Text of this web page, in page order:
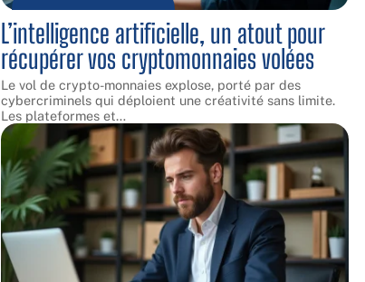
L’intelligence artificielle, un atout pour
récupérer vos cryptomonnaies volées
Le vol de crypto-monnaies explose, porté par des
cybercriminels qui déploient une créativité sans limite.
Les plateformes et…